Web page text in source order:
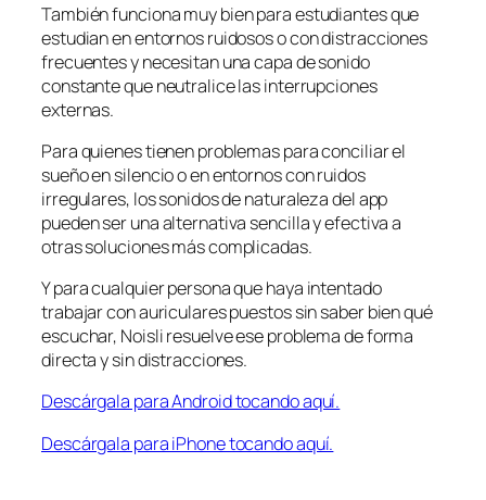
También funciona muy bien para estudiantes que
estudian en entornos ruidosos o con distracciones
frecuentes y necesitan una capa de sonido
constante que neutralice las interrupciones
externas.
Para quienes tienen problemas para conciliar el
sueño en silencio o en entornos con ruidos
irregulares, los sonidos de naturaleza del app
pueden ser una alternativa sencilla y efectiva a
otras soluciones más complicadas.
Y para cualquier persona que haya intentado
trabajar con auriculares puestos sin saber bien qué
escuchar, Noisli resuelve ese problema de forma
directa y sin distracciones.
Descárgala para Android tocando aquí.
Descárgala para iPhone tocando aquí.